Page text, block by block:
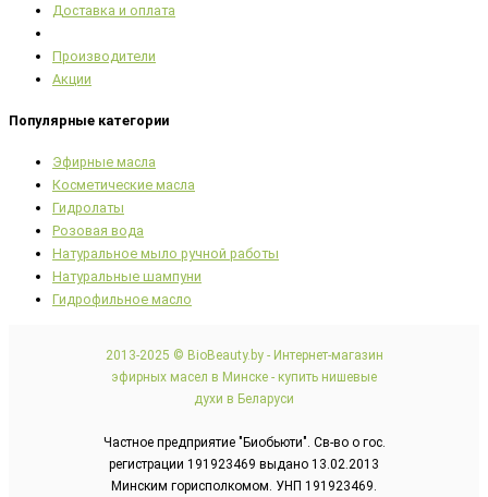
Доставка и оплата
Производители
Акции
Популярные категории
Эфирные масла
Косметические масла
Гидролаты
Розовая вода
Натуральное мыло ручной работы
Натуральные шампуни
Гидрофильное масло
2013-2025 © BioBeauty.by - Интернет-магазин
эфирных масел в Минске - купить нишевые
духи в Беларуси
Частное предприятие "Биобьюти". Св-во о гос.
регистрации 191923469 выдано 13.02.2013
Минским горисполкомом. УНП 191923469.